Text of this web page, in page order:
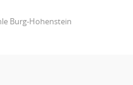
Burg-Hohenstein